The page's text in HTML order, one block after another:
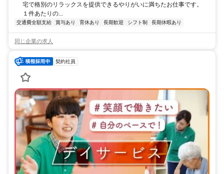
宅で格別のリラックスを提供できるやりがいに満ちたお仕事です。
１件あたりの...
交通費全額支給 賞与あり 育休あり 長期歓迎 シフト制 長期休暇あり
同じ企業の求人
契約社員